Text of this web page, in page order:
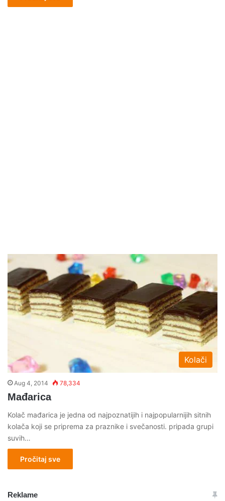
Kolači
Aug 4, 2014 78,334
Mađarica
Kolač mađarica je jedna od najpoznatijih i najpopularnijih sitnih
kolača koji se priprema za praznike i svečanosti. pripada grupi
suvih…
Pročitaj sve
Reklame